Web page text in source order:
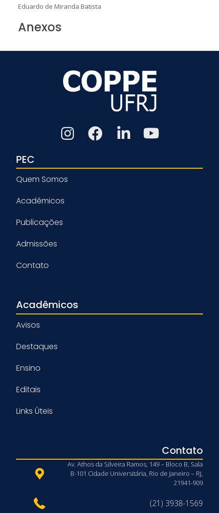
Eduardo de Miranda Batista
Anexos
PEC
Quem Somos
Acadêmicos
Publicações
Admissões
Contato
Acadêmicos
Avisos
Destaques
Ensino
Editais
Links Úteis
Contato
Av. Athos da Silveira Ramos, 149 – Bloco B, Sala
B-101 Cidade Universitária, Rio de Janeiro – RJ,
21941-909
(21) 3938-1569